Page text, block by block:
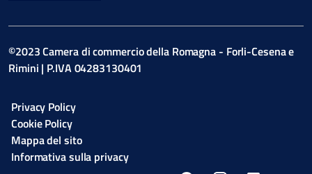
©2023 Camera di commercio della Romagna - Forli-Cesena e
Rimini | P.IVA 04283130401
Privacy Policy
Cookie Policy
Mappa del sito
Informativa sulla privacy